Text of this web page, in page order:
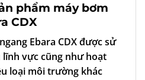
phẩm máy bơm
CDX
Ebara CDX được sử
vực cũng như hoạt
loại môi trường khác